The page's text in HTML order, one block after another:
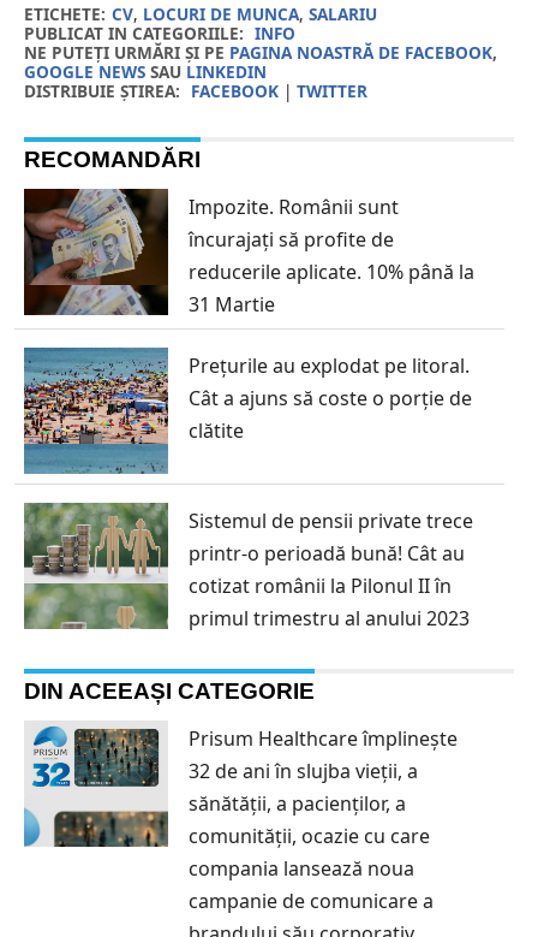
ETICHETE: CV, LOCURI DE MUNCA, SALARIU
PUBLICAT IN CATEGORIILE: INFO
NE PUTEȚI URMĂRI ȘI PE PAGINA NOASTRĂ DE FACEBOOK,
GOOGLE NEWSSAU LINKEDIN
DISTRIBUIE ȘTIREA: FACEBOOK| TWITTER
RECOMANDĂRI
Impozite. Românii sunt
încurajați să profite de
reducerile aplicate. 10% până la
31 Martie
Prețurile au explodat pe litoral.
Cât a ajuns să coste o porție de
clătite
Sistemul de pensii private trece
printr-o perioadă bună! Cât au
cotizat românii la Pilonul II în
primul trimestru al anului 2023
DIN ACEEAȘI CATEGORIE
Prisum Healthcare împlinește
32 de ani în slujba vieții, a
sănătății, a pacienților, a
comunității, ocazie cu care
compania lansează noua
campanie de comunicare a